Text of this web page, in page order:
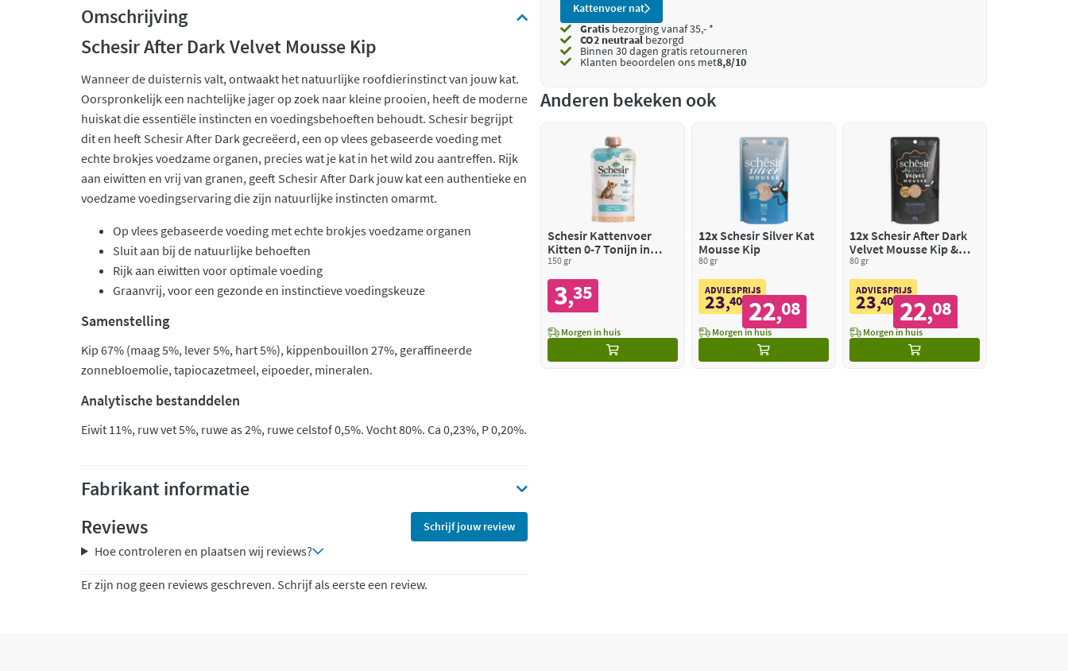
Omschrijving
Schesir After Dark Velvet Mousse Kip
Wanneer de duisternis valt, ontwaakt het natuurlijke roofdierinstinct van jouw kat.
Oorspronkelijk een nachtelijke jager op zoek naar kleine prooien, heeft de moderne
huiskat die essentiële instincten en voedingsbehoeften behoudt. Schesir begrijpt
dit en heeft Schesir After Dark gecreëerd, een op vlees gebaseerde voeding met
echte brokjes voedzame organen, precies wat je kat in het wild zou aantreffen. Rijk
aan eiwitten en vrij van granen, geeft Schesir After Dark jouw kat een authentieke en
voedzame voedingservaring die zijn natuurlijke instincten omarmt.
Op vlees gebaseerde voeding met echte brokjes voedzame organen
Sluit aan bij de natuurlijke behoeften
Rijk aan eiwitten voor optimale voeding
Graanvrij, voor een gezonde en instinctieve voedingskeuze
Samenstelling
Kip 67% (maag 5%, lever 5%, hart 5%), kippenbouillon 27%, geraffineerde
zonnebloemolie, tapiocazetmeel, eipoeder, mineralen.
Analytische bestanddelen
Eiwit 11%, ruw vet 5%, ruwe as 2%, ruwe celstof 0,5%. Vocht 80%. Ca 0,23%, P 0,20%.
Fabrikant informatie
Reviews
Schrijf jouw review
Hoe controleren en plaatsen wij reviews?
Er zijn nog geen reviews geschreven. Schrijf als eerste een review.
Kattenvoer nat
Gratis bezorging vanaf 35,- *
CO2 neutraalbezorgd
Binnen 30 dagen gratis retourneren
Klanten beoordelen ons met8,8/10
Anderen bekeken ook
Schesir Kattenvoer
Kitten 0-7 Tonijn in
Cream
150 gr
3,35
Morgen in huis
12x Schesir Silver Kat
Mousse Kip
80 gr
ADVIESPRIJS
23,40 22,08
Morgen in huis
12x Schesir After Dark
Velvet Mousse Kip &
Eend
80 gr
ADVIESPRIJS
23,40 22,08
Morgen in huis